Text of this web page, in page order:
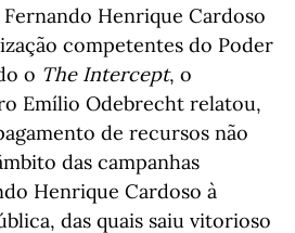
Henrique Cardoso
competentes do Poder
o The Intercept, o
Emílio Odebrecht relatou,
de recursos não
das campanhas
Henrique Cardoso à
das quais saiu vitorioso